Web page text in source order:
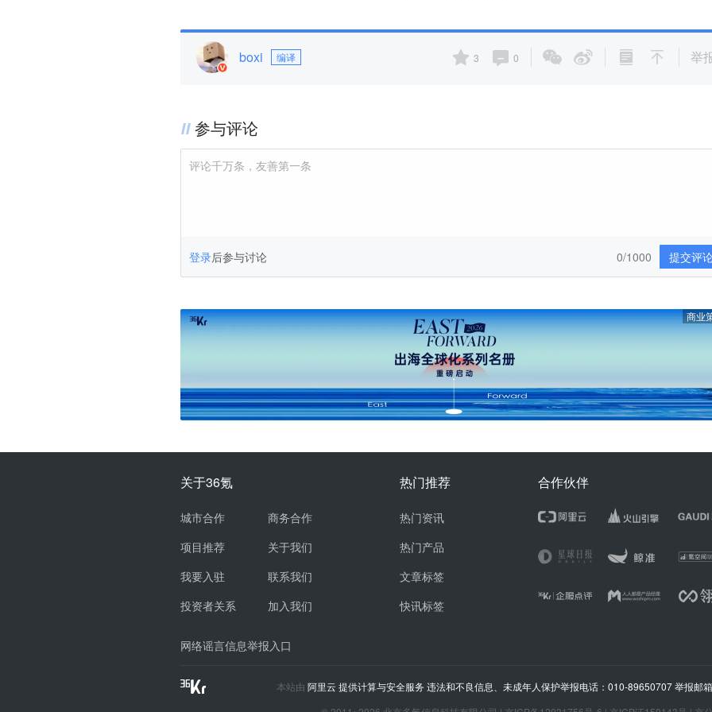
boxi 编译 3 0 举
参与评论
评论千万条，友善第一条
登录后参与讨论 提交评
0/1000
商业
关于36氪
城市合作
项目推荐
我要入驻
投资者关系
商务合作
关于我们
联系我们
加入我们
网络谣言信息举报入口
热门推荐
热门资讯
热门产品
文章标签
快讯标签
合作伙伴
本站由 阿里云 提供计算与安全服务 违法和不良信息、未成年人保护举报电话：010-89650707 举报邮